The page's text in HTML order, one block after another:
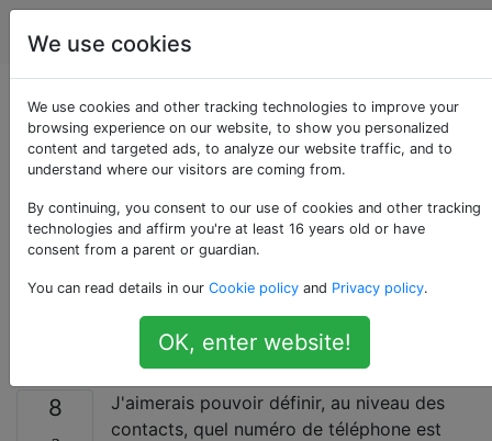
Android
App pour me
permettre de définir
quels contacts
appeler avec Google
Voice par défaut?
8
J'aimerais pouvoir définir, au niveau des
contacts, quel numéro de téléphone est
We use cookies
We use cookies and other tracking technologies to improve your
browsing experience on our website, to show you personalized
content and targeted ads, to analyze our website traffic, and to
understand where our visitors are coming from.
By continuing, you consent to our use of cookies and other tracking
technologies and affirm you're at least 16 years old or have
consent from a parent or guardian.
You can read details in our Cookie policy and Privacy policy.
OK, enter website!